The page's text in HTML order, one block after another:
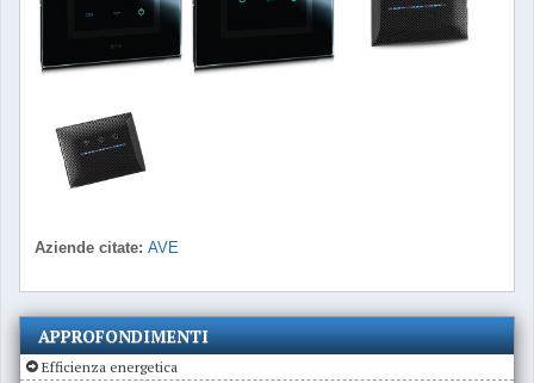
Aziende citate: AVE
APPROFONDIMENTI
Efficienza energetica